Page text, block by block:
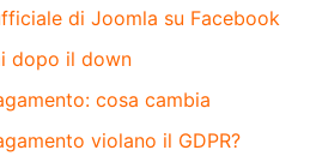
di Joomla su Facebook
dopo il down
cosa cambia
violano il GDPR?